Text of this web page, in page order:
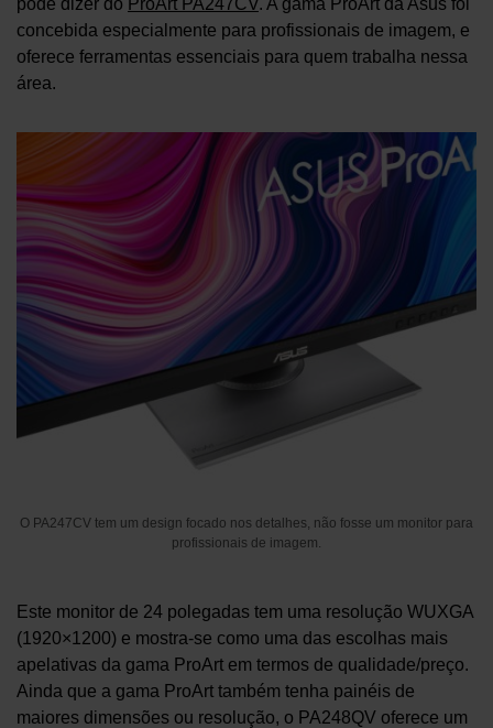
concebida especialmente para profissionais de imagem, e
oferece ferramentas essenciais para quem trabalha nessa
área.
O PA247CV tem um design focado nos detalhes, não fosse um monitor para
profissionais de imagem.
Este monitor de 24 polegadas tem uma resolução WUXGA
(1920×1200) e mostra-se como uma das escolhas mais
apelativas da gama ProArt em termos de qualidade/preço.
Ainda que a gama ProArt também tenha painéis de
maiores dimensões ou resolução, o PA248QV oferece um